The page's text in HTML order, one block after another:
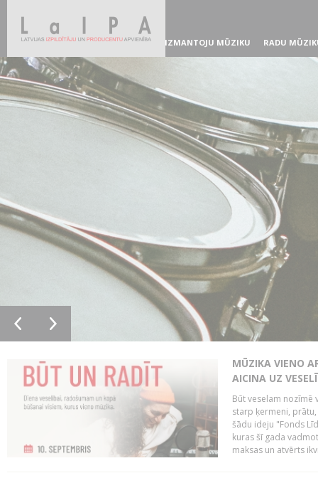
IZMANTOJU MŪZIKU RADU
MŪZIKA VIENO
AICINA UZ
Būt veselam nozīmē
starp ķermeni,
šādu ideju "Fonds
kuras šī gada
maksas un atvērts